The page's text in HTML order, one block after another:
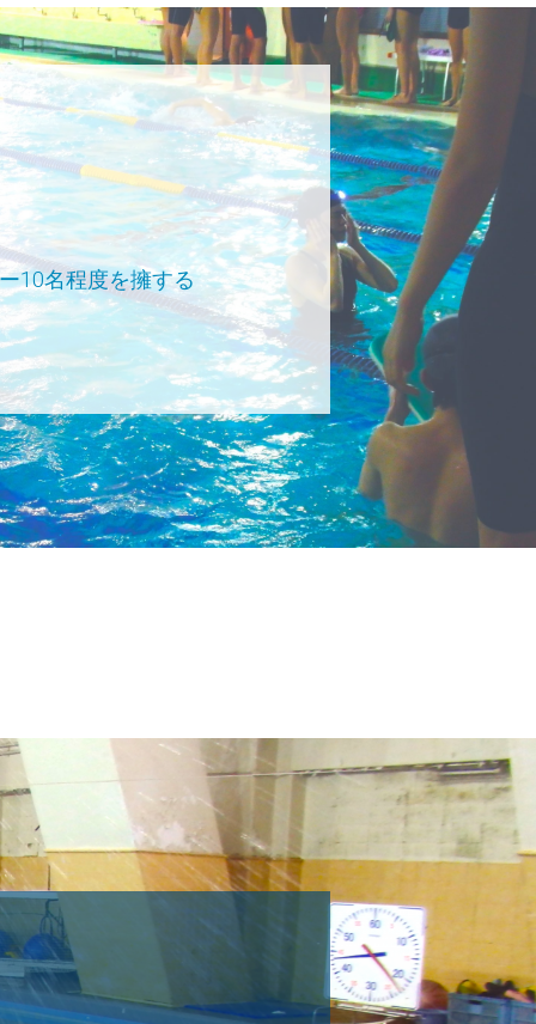
10名程度を擁する